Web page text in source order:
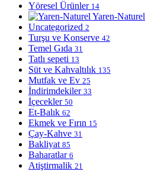
Yöresel Ürünler 14
Yaren-Naturel
Uncategorized 2
Turşu ve Konserve 42
Temel Gıda 31
Tatlı sepeti 13
Süt ve Kahvaltılık 135
Mutfak ve Ev 25
İndirimdekiler 33
İçecekler 50
Et-Balık 62
Ekmek ve Fırın 15
Çay-Kahve 31
Bakliyat 85
Baharatlar 6
Atiştirmalik 21